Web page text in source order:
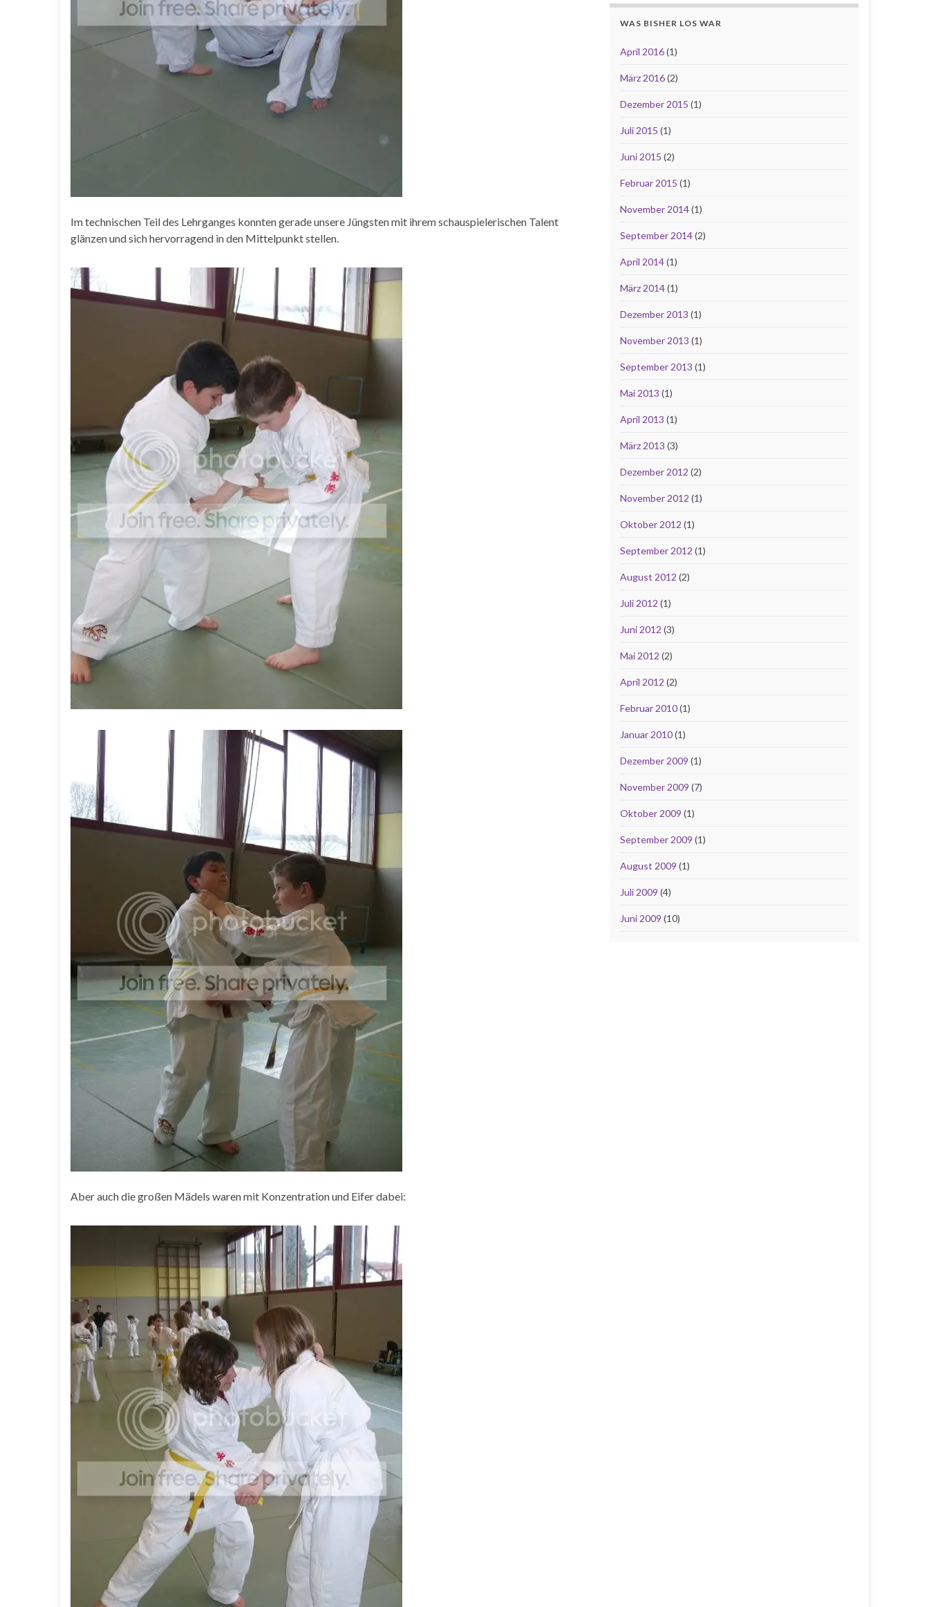
Im technischen Teil des Lehrganges konnten gerade unsere Jüngsten mit ihrem schauspielerischen Talent
glänzen und sich hervorragend in den Mittelpunkt stellen.
Aber auch die großen Mädels waren mit Konzentration und Eifer dabei:
WAS BISHER LOS WAR
April 2016(1)
März 2016(2)
Dezember 2015 (1)
Juli 2015 (1)
Juni 2015 (2)
Februar 2015 (1)
November 2014(1)
September 2014(2)
April 2014(1)
März 2014(1)
Dezember 2013 (1)
November 2013 (1)
September 2013 (1)
Mai 2013 (1)
April 2013 (1)
März 2013 (3)
Dezember 2012 (2)
November 2012 (1)
Oktober 2012 (1)
September 2012 (1)
August 2012 (2)
Juli 2012 (1)
Juni 2012 (3)
Mai 2012 (2)
April 2012 (2)
Februar 2010(1)
Januar 2010(1)
Dezember 2009 (1)
November 2009 (7)
Oktober 2009 (1)
September 2009 (1)
August 2009 (1)
Juli 2009 (4)
Juni 2009 (10)